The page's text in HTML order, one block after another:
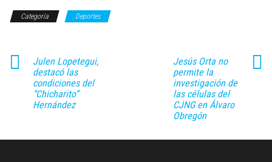
Categoría Deportes
Julen Lopetegui,
destacó las
condiciones del
“Chicharito”
Hernández
Jesús Orta no
permite la
investigación de
las células del
CJNG en Álvaro
Obregón